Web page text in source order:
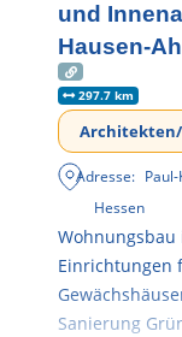
und
Hausen-
297.7 km
Adresse:
Hessen
Wohnungsbau
Einrichtungen
Sanierung